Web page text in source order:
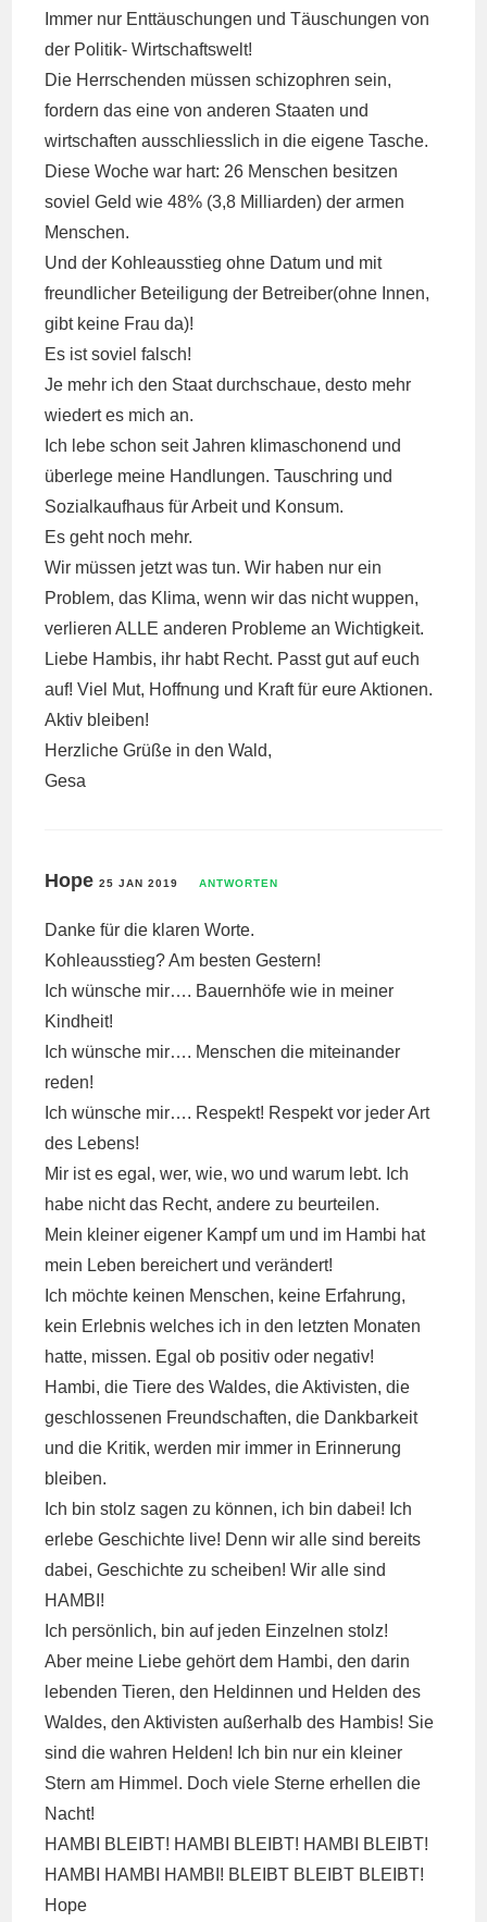
Immer nur Enttäuschungen und Täuschungen von
der Politik- Wirtschaftswelt!
Die Herrschenden müssen schizophren sein,
fordern das eine von anderen Staaten und
wirtschaften ausschliesslich in die eigene Tasche.
Diese Woche war hart: 26 Menschen besitzen
soviel Geld wie 48% (3,8 Milliarden) der armen
Menschen.
Und der Kohleausstieg ohne Datum und mit
freundlicher Beteiligung der Betreiber(ohne Innen,
gibt keine Frau da)!
Es ist soviel falsch!
Je mehr ich den Staat durchschaue, desto mehr
wiedert es mich an.
Ich lebe schon seit Jahren klimaschonend und
überlege meine Handlungen. Tauschring und
Sozialkaufhaus für Arbeit und Konsum.
Es geht noch mehr.
Wir müssen jetzt was tun. Wir haben nur ein
Problem, das Klima, wenn wir das nicht wuppen,
verlieren ALLE anderen Probleme an Wichtigkeit.
Liebe Hambis, ihr habt Recht. Passt gut auf euch
auf! Viel Mut, Hoffnung und Kraft für eure Aktionen.
Aktiv bleiben!
Herzliche Grüße in den Wald,
Gesa
Hope25 JAN 2019 ANTWORTEN
Danke für die klaren Worte.
Kohleausstieg? Am besten Gestern!
Ich wünsche mir…. Bauernhöfe wie in meiner
Kindheit!
Ich wünsche mir…. Menschen die miteinander
reden!
Ich wünsche mir…. Respekt! Respekt vor jeder Art
des Lebens!
Mir ist es egal, wer, wie, wo und warum lebt. Ich
habe nicht das Recht, andere zu beurteilen.
Mein kleiner eigener Kampf um und im Hambi hat
mein Leben bereichert und verändert!
Ich möchte keinen Menschen, keine Erfahrung,
kein Erlebnis welches ich in den letzten Monaten
hatte, missen. Egal ob positiv oder negativ!
Hambi, die Tiere des Waldes, die Aktivisten, die
geschlossenen Freundschaften, die Dankbarkeit
und die Kritik, werden mir immer in Erinnerung
bleiben.
Ich bin stolz sagen zu können, ich bin dabei! Ich
erlebe Geschichte live! Denn wir alle sind bereits
dabei, Geschichte zu scheiben! Wir alle sind
HAMBI!
Ich persönlich, bin auf jeden Einzelnen stolz!
Aber meine Liebe gehört dem Hambi, den darin
lebenden Tieren, den Heldinnen und Helden des
Waldes, den Aktivisten außerhalb des Hambis! Sie
sind die wahren Helden! Ich bin nur ein kleiner
Stern am Himmel. Doch viele Sterne erhellen die
Nacht!
HAMBI BLEIBT! HAMBI BLEIBT! HAMBI BLEIBT!
HAMBI HAMBI HAMBI! BLEIBT BLEIBT BLEIBT!
Hope